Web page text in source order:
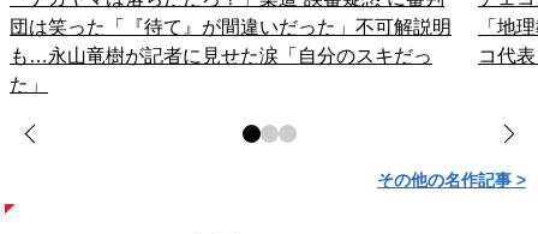
団は笑った「『待て』が間違いだった」不可解説明
も…永山竜樹が記者に見せた涙「自分のスキだっ
た」
「地
コ代
その他の名作記事 >